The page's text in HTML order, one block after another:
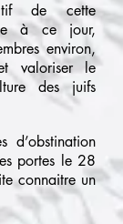
de cette
à ce jour,
environ,
valoriser le
des juifs
d’obstination
portes le 28
connaitre un